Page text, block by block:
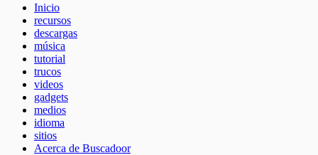
Inicio
recursos
descargas
música
tutorial
trucos
videos
gadgets
medios
idioma
sitios
Acerca de Buscadoor